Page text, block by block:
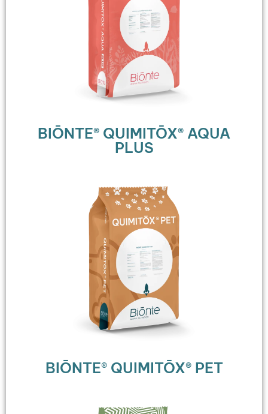
BIŌNTE® QUIMITŌX® AQUA
PLUS
BIŌNTE® QUIMITŌX® PET